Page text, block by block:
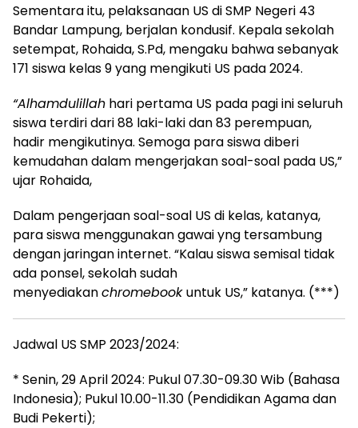
Sementara itu, pelaksanaan US di SMP Negeri 43
Bandar Lampung, berjalan kondusif. Kepala sekolah
setempat, Rohaida, S.Pd, mengaku bahwa sebanyak
171 siswa kelas 9 yang mengikuti US pada 2024.
“Alhamdulillah hari pertama US pada pagi ini seluruh
siswa terdiri dari 88 laki-laki dan 83 perempuan,
hadir mengikutinya. Semoga para siswa diberi
kemudahan dalam mengerjakan soal-soal pada US,”
ujar Rohaida,
Dalam pengerjaan soal-soal US di kelas, katanya,
para siswa menggunakan gawai yng tersambung
dengan jaringan internet. “Kalau siswa semisal tidak
ada ponsel, sekolah sudah
menyediakanchromebookuntuk US,” katanya. (***)
Jadwal US SMP 2023/2024:
* Senin, 29 April 2024: Pukul 07.30-09.30 Wib (Bahasa
Indonesia); Pukul 10.00-11.30 (Pendidikan Agama dan
Budi Pekerti);